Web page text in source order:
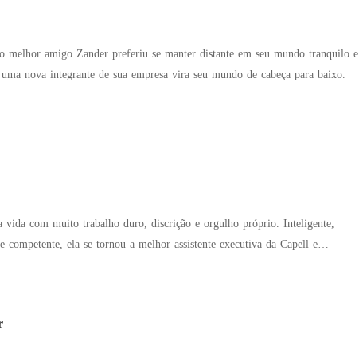
melhor amigo Zander preferiu se manter distante em seu mundo tranquilo e
nova integrante de sua empresa vira seu mundo de cabeça para baixo.
vida com muito trabalho duro, discrição e orgulho próprio. Inteligente,
competente, ela se tornou a melhor assistente executiva da Capell e
e um boato devastador ameaçam derrubar sua reputação e colocar
essencial para o futuro da empresa. Sem saída e pressionado pelo